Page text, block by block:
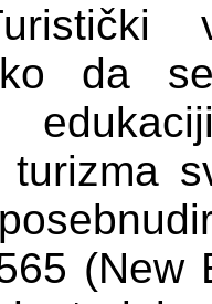
da
turizma